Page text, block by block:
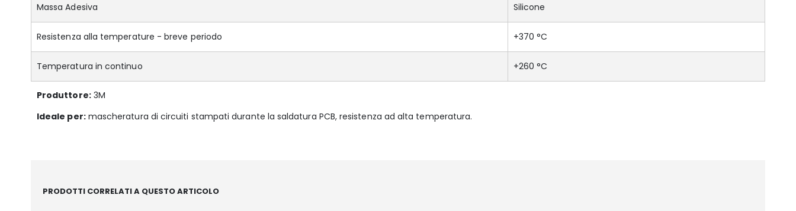
Massa Adesiva Silicone
Resistenza alla temperature - breve periodo +370 °C
Temperatura in continuo +260 °C
Produttore:3M
Ideale per:mascheratura di circuiti stampati durante la saldatura PCB, resistenza ad alta temperatura.
PRODOTTI CORRELATI A QUESTO ARTICOLO